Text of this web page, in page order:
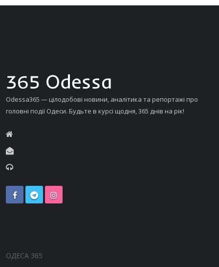
Odessa365 — цілодобові новини, аналітика та репортажі про
головні події Одеси. Будьте в курсі щодня, 365 днів на рік!
ОДЕСА 365